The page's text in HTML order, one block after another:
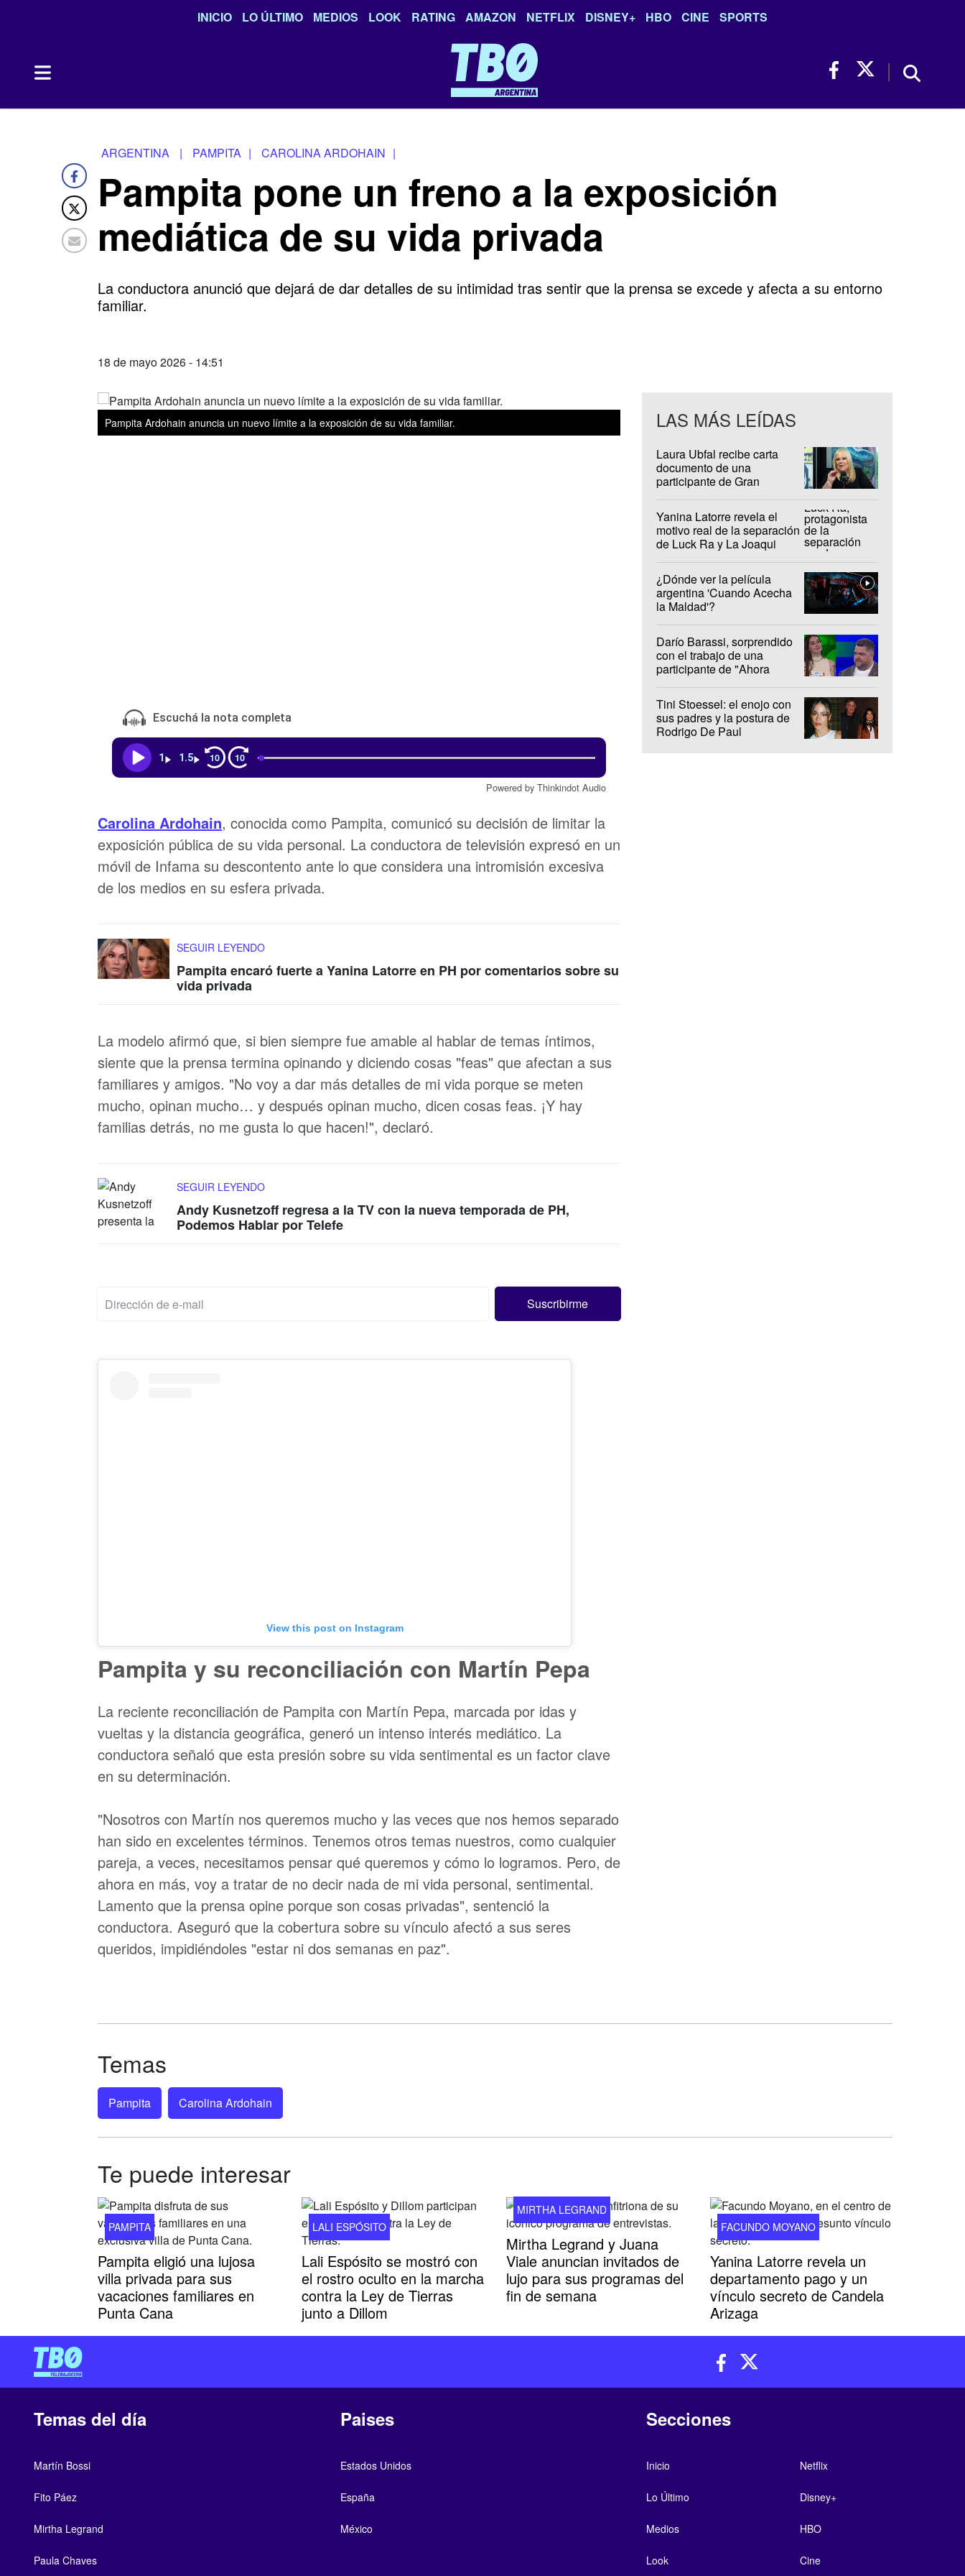
INICIO LO ÚLTIMO MEDIOS LOOK RATING AMAZON NETFLIX DISNEY+ HBO CINE SPORTS
ARGENTINA | PAMPITA | CAROLINA ARDOHAIN |
Pampita pone un freno a la exposición
mediática de su vida privada
La conductora anunció que dejará de dar detalles de su intimidad tras sentir que la prensa se excede y afecta a su entorno
familiar.
18 de mayo 2026 - 14:51
Pampita Ardohain anuncia un nuevo límite a la exposición de su vida familiar.
Escuchá la nota completa
1 1.5 10 10
Powered by Thinkindot Audio
Carolina Ardohain, conocida como Pampita, comunicó su decisión de limitar la
exposición pública de su vida personal. La conductora de televisión expresó en un
móvil de Infama su descontento ante lo que considera una intromisión excesiva
de los medios en su esfera privada.
SEGUIR LEYENDO
Pampita encaró fuerte a Yanina Latorre en PH por comentarios sobre su
vida privada
La modelo afirmó que, si bien siempre fue amable al hablar de temas íntimos,
siente que la prensa termina opinando y diciendo cosas "feas" que afectan a sus
familiares y amigos. "No voy a dar más detalles de mi vida porque se meten
mucho, opinan mucho… y después opinan mucho, dicen cosas feas. ¡Y hay
familias detrás, no me gusta lo que hacen!", declaró.
SEGUIR LEYENDO
Andy Kusnetzoff regresa a la TV con la nueva temporada de PH,
Podemos Hablar por Telefe
View this post on Instagram
Pampita y su reconciliación con Martín Pepa
La reciente reconciliación de Pampita con Martín Pepa, marcada por idas y
vueltas y la distancia geográfica, generó un intenso interés mediático. La
conductora señaló que esta presión sobre su vida sentimental es un factor clave
en su determinación.
"Nosotros con Martín nos queremos mucho y las veces que nos hemos separado
han sido en excelentes términos. Tenemos otros temas nuestros, como cualquier
pareja, a veces, necesitamos pensar qué queremos y cómo lo logramos. Pero, de
ahora en más, voy a tratar de no decir nada de mi vida personal, sentimental.
Lamento que la prensa opine porque son cosas privadas", sentenció la
conductora. Aseguró que la cobertura sobre su vínculo afectó a sus seres
queridos, impidiéndoles "estar ni dos semanas en paz".
LAS MÁS LEÍDAS
Laura Ubfal recibe carta
documento de una
participante de Gran
Yanina Latorre revela el
motivo real de la separación
de Luck Ra y La Joaqui
¿Dónde ver la película
argentina 'Cuando Acecha
la Maldad'?
Darío Barassi, sorprendido
con el trabajo de una
participante de "Ahora
Tini Stoessel: el enojo con
sus padres y la postura de
Rodrigo De Paul
Temas
Pampita Carolina Ardohain
Te puede interesar
PAMPITA
Pampita eligió una lujosa
villa privada para sus
vacaciones familiares en
Punta Cana
LALI ESPÓSITO
Lali Espósito se mostró con
el rostro oculto en la marcha
contra la Ley de Tierras
junto a Dillom
MIRTHA LEGRAND
Mirtha Legrand y Juana
Viale anuncian invitados de
lujo para sus programas del
fin de semana
FACUNDO MOYANO
Yanina Latorre revela un
departamento pago y un
vínculo secreto de Candela
Arizaga
Temas del día
Martín Bossi
Fito Páez
Mirtha Legrand
Paula Chaves
Paises
Estados Unidos
España
México
Secciones
Inicio
Lo Último
Medios
Look
Netflix
Disney+
HBO
Cine